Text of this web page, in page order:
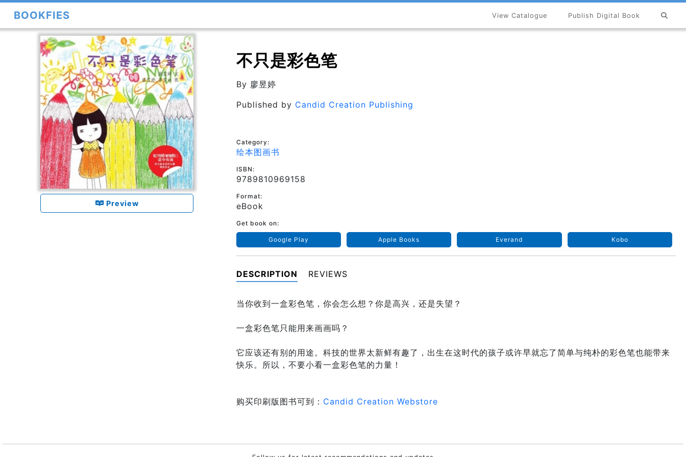
BOOKFIES Publish Digital Book
View Catalogue
Preview
不只是彩色笔
By 廖昱婷
Published by Candid Creation Publishing
Category:
绘本图画书
ISBN:
9789810969158
Format:
eBook
Get book on:
Google Play Apple Books Everand Kobo
DESCRIPTION REVIEWS
当你收到一盒彩色笔，你会怎么想？你是高兴，还是失望？
一盒彩色笔只能用来画画吗？
它应该还有别的用途。科技的世界太新鲜有趣了，出生在这时代的孩子或许早就忘了简单与纯朴的彩色笔也能带来
快乐。所以，不要小看一盒彩色笔的力量！
购买印刷版图书可到： Candid Creation Webstore